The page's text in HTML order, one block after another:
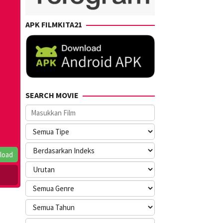
APK FILMKITA21
SEARCH MOVIE